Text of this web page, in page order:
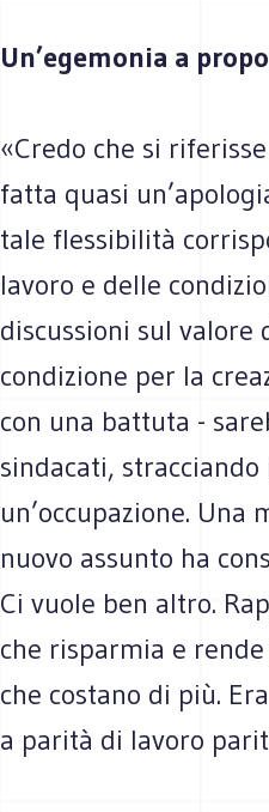
Un’egemonia a
«Credo che si
fatta quasi
tale flessibilità
lavoro e delle
discussioni sul valore
condizione per la
con una battuta -
sindacati,
un’occupazione.
nuovo assunto ha
Ci vuole ben altro.
che risparmia e
che costano di più.
a parità di lavoro